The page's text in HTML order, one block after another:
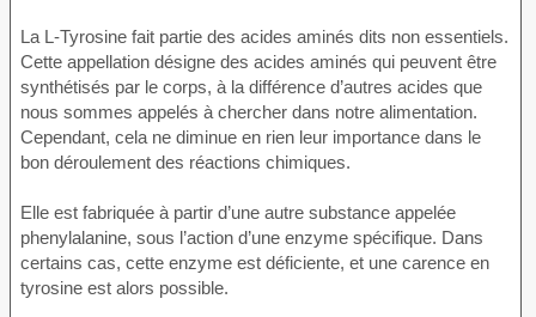
La L-Tyrosine fait partie des acides aminés dits non essentiels.
Cette appellation désigne des acides aminés qui peuvent être
synthétisés par le corps, à la différence d’autres acides que
nous sommes appelés à chercher dans notre alimentation.
Cependant, cela ne diminue en rien leur importance dans le
bon déroulement des réactions chimiques.
Elle est fabriquée à partir d’une autre substance appelée
phenylalanine, sous l’action d’une enzyme spécifique. Dans
certains cas, cette enzyme est déficiente, et une carence en
tyrosine est alors possible.